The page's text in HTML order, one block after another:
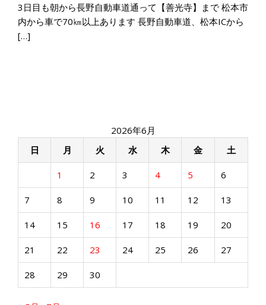
3日目も朝から長野自動車道通って【善光寺】まで 松本市
内から車で70㎞以上あります 長野自動車道、松本ICから
[…]
2026年6月
日
月 火 水 木 金 土
1 2 3 4 5 6
7 8 9 10 11 12 13
14 15 16 17 18 19 20
21 22 23 24 25 26 27
28 29 30